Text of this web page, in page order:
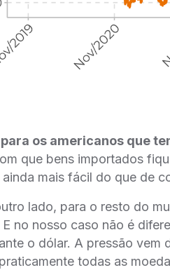
os americanos que
que bens importados
mais fácil do que de
lado, para o resto do
E no nosso caso não é
o dólar. A pressão vem
todas as